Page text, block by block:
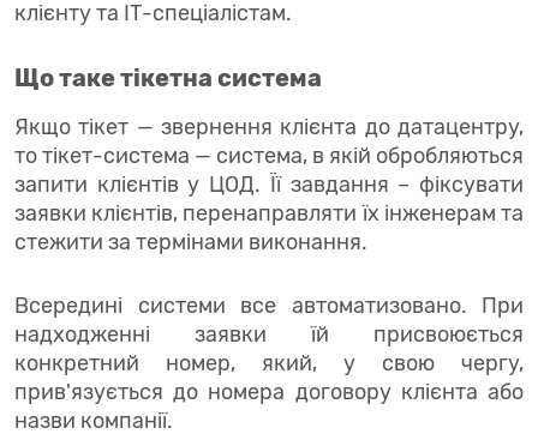
клієнту та ІТ-спеціалістам.
Що таке тікетна система
Якщо тікет — звернення клієнта до датацентру,
то тікет-система — система, в якій обробляються
запити клієнтів у ЦОД. Її завдання – фіксувати
заявки клієнтів, перенаправляти їх інженерам та
стежити за термінами виконання.
Всередині системи все автоматизовано. При
надходженні заявки їй присвоюється
конкретний номер, який, у свою чергу,
прив'язується до номера договору клієнта або
назви компанії.